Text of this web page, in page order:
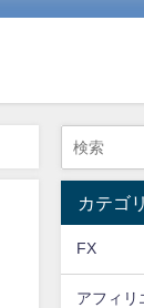
カテゴ
FX
アフィリ